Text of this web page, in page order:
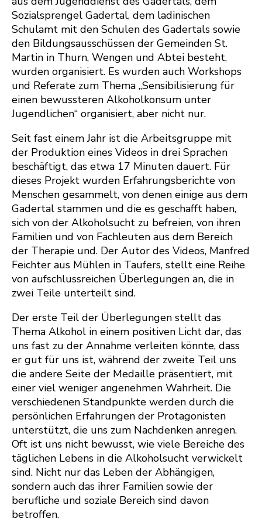
Sozialsprengel Gadertal, dem ladinischen
Schulamt mit den Schulen des Gadertals sowie
den Bildungsausschüssen der Gemeinden St.
Martin in Thurn, Wengen und Abtei besteht,
wurden organisiert. Es wurden auch Workshops
und Referate zum Thema „Sensibilisierung für
einen bewussteren Alkoholkonsum unter
Jugendlichen“ organisiert, aber nicht nur.
Seit fast einem Jahr ist die Arbeitsgruppe mit
der Produktion eines Videos in drei Sprachen
beschäftigt, das etwa 17 Minuten dauert. Für
dieses Projekt wurden Erfahrungsberichte von
Menschen gesammelt, von denen einige aus dem
Gadertal stammen und die es geschafft haben,
sich von der Alkoholsucht zu befreien, von ihren
Familien und von Fachleuten aus dem Bereich
der Therapie und. Der Autor des Videos, Manfred
Feichter aus Mühlen in Taufers, stellt eine Reihe
von aufschlussreichen Überlegungen an, die in
zwei Teile unterteilt sind.
Der erste Teil der Überlegungen stellt das
Thema Alkohol in einem positiven Licht dar, das
uns fast zu der Annahme verleiten könnte, dass
er gut für uns ist, während der zweite Teil uns
die andere Seite der Medaille präsentiert, mit
einer viel weniger angenehmen Wahrheit. Die
verschiedenen Standpunkte werden durch die
persönlichen Erfahrungen der Protagonisten
unterstützt, die uns zum Nachdenken anregen.
Oft ist uns nicht bewusst, wie viele Bereiche des
täglichen Lebens in die Alkoholsucht verwickelt
sind. Nicht nur das Leben der Abhängigen,
sondern auch das ihrer Familien sowie der
berufliche und soziale Bereich sind davon
betroffen.